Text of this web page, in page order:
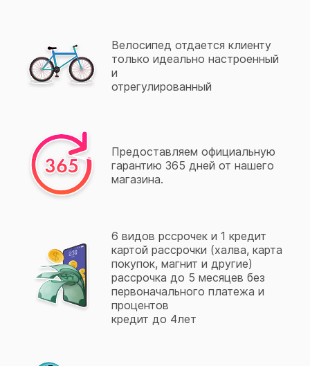
Велосипед отдается клиенту
только идеально настроенный
и
отрегулированный
Предоставляем официальную
гарантию 365 дней от нашего
магазина.
6 видов рссрочек и 1 кредит
картой рассрочки (халва, карта
покупок, магнит и другие)
рассрочка до 5 месяцев без
первоначального платежа и
процентов
кредит до 4лет